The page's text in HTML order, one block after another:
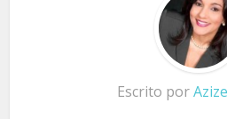
Escrito por